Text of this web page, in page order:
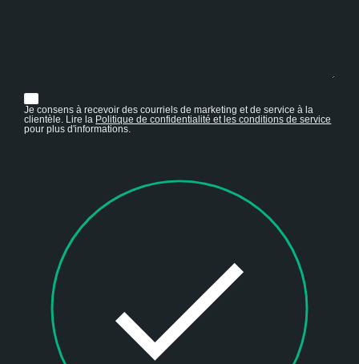
Je consens à recevoir des courriels de marketing et de service à la
clientèle. Lire la Politique de confidentialité et les conditions de service
pour plus d'informations.